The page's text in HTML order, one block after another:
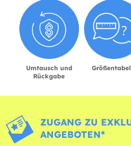
Umtausch und
Rückgabe
ZUGANG ZU
ANGEBOTEN*